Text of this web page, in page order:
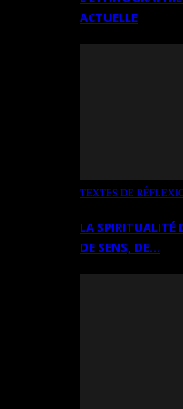
ACTUELLE
TEXTES DE
LA SPIRITUALITÉ
DE SENS, DE…